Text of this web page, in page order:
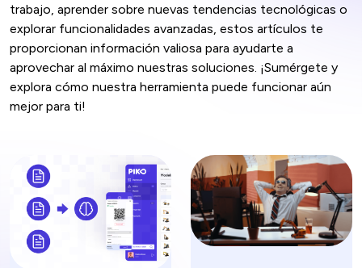
trabajo, aprender sobre nuevas tendencias tecnológicas o
explorar funcionalidades avanzadas, estos artículos te
proporcionan información valiosa para ayudarte a
aprovechar al máximo nuestras soluciones. ¡Sumérgete y
explora cómo nuestra herramienta puede funcionar aún
mejor para ti!